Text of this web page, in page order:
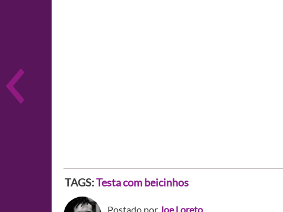
TAGS:Testa com beicinhos
Postado por Joe Loreto